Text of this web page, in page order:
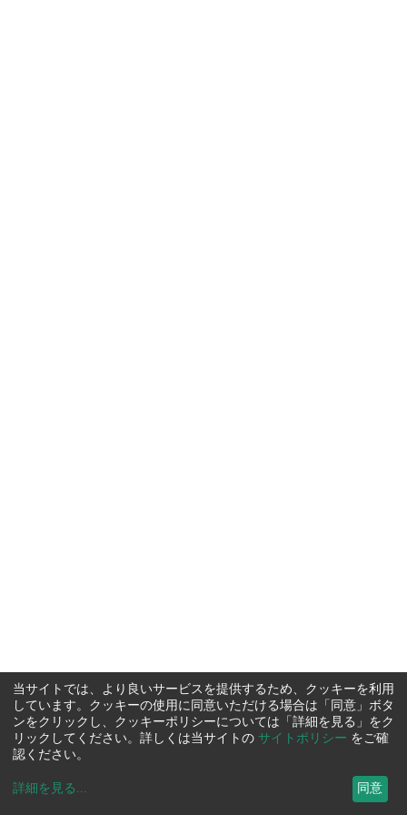
当サイトでは、より良いサービスを提供するため、クッキーを利用
しています。クッキーの使用に同意いただける場合は「同意」ボタ
ンをクリックし、クッキーポリシーについては「詳細を見る」をク
リックしてください。詳しくは当サイトの サイトポリシー をご確
認ください。
詳細を見る ... 同意